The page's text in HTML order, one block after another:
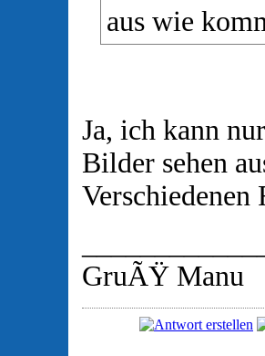
aus wie
Ja, ich kann
Bilder sehen
Verschiedenen
GruÃŸ Manu